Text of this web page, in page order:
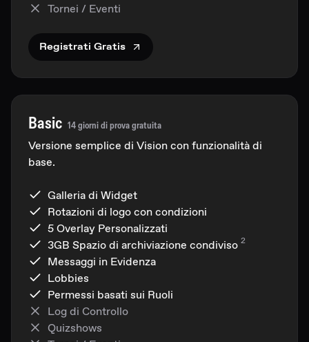
Tornei / Eventi
Registrati Gratis
Basic 14 giorni di prova gratuita
Versione semplice di Vision con funzionalità di
base.
Galleria di Widget
Rotazioni di logo con condizioni
5 Overlay Personalizzati
3GB Spazio di archiviazione condiviso 2
Messaggi in Evidenza
Lobbies
Permessi basati sui Ruoli
Log di Controllo
Quizshows